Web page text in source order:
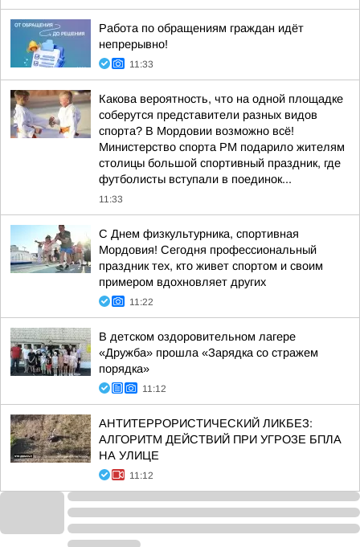
Работа по обращениям граждан идёт
непрерывно!
11:33
Какова вероятность, что на одной площадке
соберутся представители разных видов
спорта? В Мордовии возможно всё!
Министерство спорта РМ подарило жителям
столицы большой спортивный праздник, где
футболисты вступали в поединок...
11:33
С Днем физкультурника, спортивная
Мордовия! Сегодня профессиональный
праздник тех, кто живет спортом и своим
примером вдохновляет других
11:22
В детском оздоровительном лагере
«Дружба» прошла «Зарядка со стражем
порядка»
11:12
АНТИТЕРРОРИСТИЧЕСКИЙ ЛИКБЕЗ:
АЛГОРИТМ ДЕЙСТВИЙ ПРИ УГРОЗЕ БПЛА
НА УЛИЦЕ
11:12